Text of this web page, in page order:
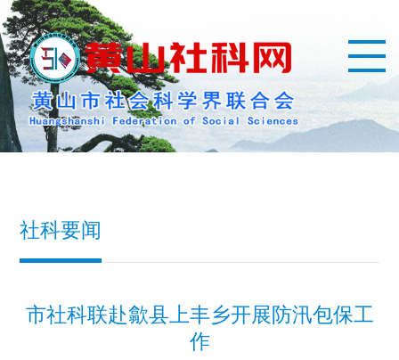
社科要闻
市社科联赴歙县上丰乡开展防汛包保工
作